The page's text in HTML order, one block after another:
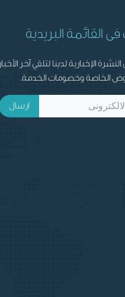
القائمة البريدية
الإخبارية لدينا لتلقي آخر
الخاصة وخصومات الخدمة.
ارسال